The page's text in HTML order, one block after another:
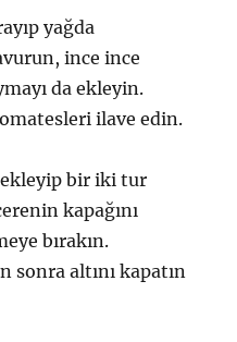
yağda
ince ince
da ekleyin.
ilave edin.
ekleyip bir iki tur
kapağını
bırakın.
altını kapatın